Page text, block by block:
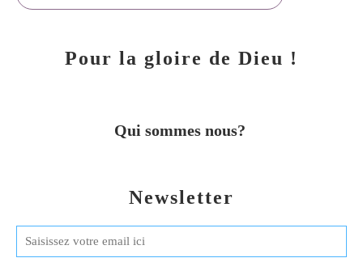
Newsletter
Pour la gloire de Dieu !
Qui sommes nous?